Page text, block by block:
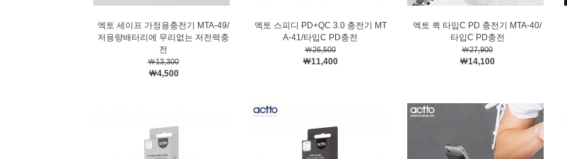
엑토 세이프 가정용충전기 MTA-49/
저용량배터리에 무리없는 저전력충
전
￦13,300
￦4,500
엑토 스피디 PD+QC 3.0 충전기 MT
A-41/타입C PD충전
￦26,500
￦11,400
엑토 퀵 타입C PD 충전기 MTA-40/
타입C PD충전
￦27,900
￦14,100